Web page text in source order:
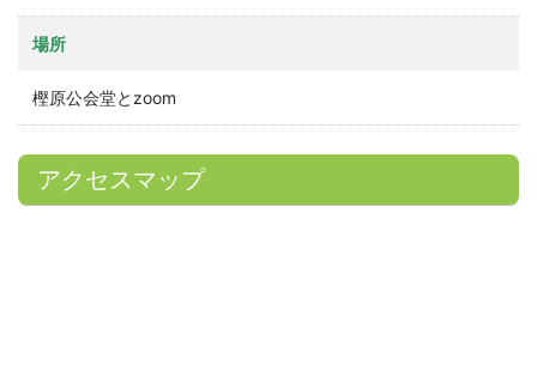
場所
樫原公会堂とzoom
アクセスマップ